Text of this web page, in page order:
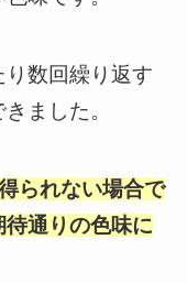
数回繰り返す
ました。
られない場合で
通りの色味に